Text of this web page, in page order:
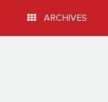
ARCHIVES